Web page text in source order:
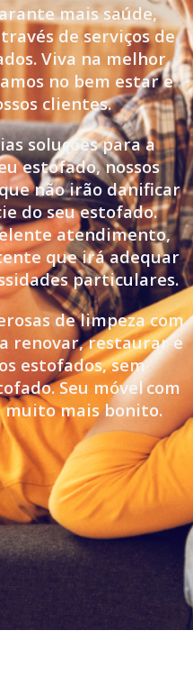
mais saúde,
de serviços de
Viva na melhor
no bem estar e
clientes.
soluções para a
estofado, nossos
não irão danificar
do seu estofado.
atendimento,
que irá adequar
particulares.
de limpeza com
renovar, restaurar e
estofados, sem
Seu móvelcom
muito mais bonito.